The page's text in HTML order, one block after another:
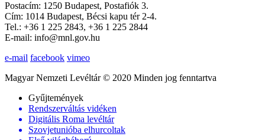
Postacím: 1250 Budapest, Postafiók 3.
Cím: 1014 Budapest, Bécsi kapu tér 2-4.
Tel.: +36 1 225 2843, +36 1 225 2844
E-mail: info@mnl.gov.hu
e-mail facebook vimeo
Magyar Nemzeti Levéltár © 2020 Minden jog fenntartva
Gyűjtemények
Rendszerváltás vidéken
Digitális Roma levéltár
Szovjetunióba elhurcoltak